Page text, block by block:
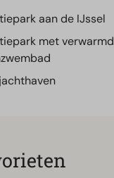
aan de IJssel
met verwarmd